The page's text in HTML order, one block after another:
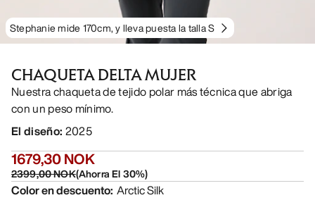
Stephanie mide 170cm, y lleva puesta la talla S
CHAQUETA DELTA MUJER
Nuestra chaqueta de tejido polar más técnica que abriga
con un peso mínimo.
El diseño: 2025
1679,30 NOK
2399,00 NOK(Ahorra El30%)
Color en descuento: Arctic Silk